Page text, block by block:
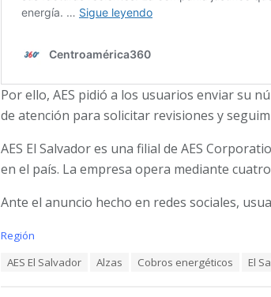
Por ello, AES pidió a los usuarios enviar su
de atención para solicitar revisiones y
AES El Salvador es una filial de AES
en el país. La empresa opera mediante cuatro
Ante el anuncio hecho en redes sociales,
C
Región
AES El Salvador Alzas Cobros energéticos El